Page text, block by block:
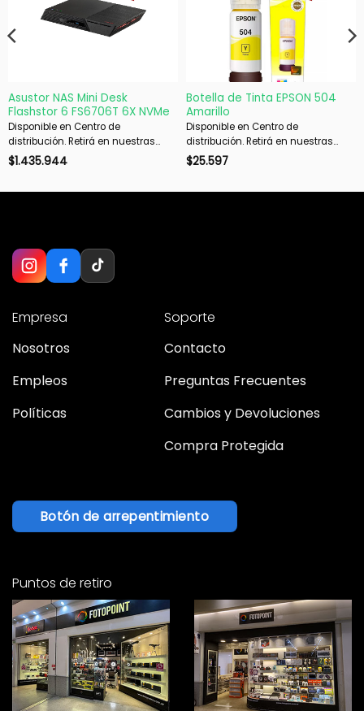
Asustor NAS Mini Desk
Flashstor 6 FS6706T 6X NVMe
Disponible en Centro de
distribución. Retirá en nuestras
sucursales en 48 hs hábiles. Si es
$1.435.944
Botella de Tinta EPSON 504
Amarillo
Disponible en Centro de
distribución. Retirá en nuestras
sucursales en 48 hs hábiles. Si es
$25.597
Empresa
Nosotros
Empleos
Políticas
Soporte
Contacto
Preguntas Frecuentes
Cambios y Devoluciones
Compra Protegida
Botón de arrepentimiento
Puntos de retiro